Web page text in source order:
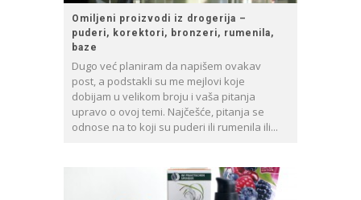
Omiljeni proizvodi iz drogerija –
puderi, korektori, bronzeri, rumenila,
baze
Dugo već planiram da napišem ovakav
post, a podstakli su me mejlovi koje
dobijam u velikom broju i vaša pitanja
upravo o ovoj temi. Najčešće, pitanja se
odnose na to koji su puderi ili rumenila ili...